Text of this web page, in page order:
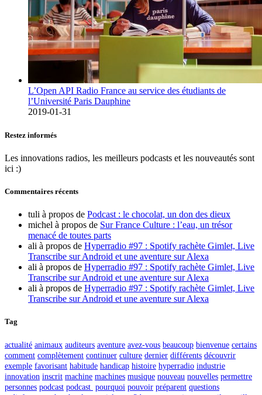
L’Open API Radio France au service des étudiants de
l’Université Paris Dauphine
2019-01-31
Restez informés
Les innovations radios, les meilleurs podcasts et les nouveautés sont
ici :)
Commentaires récents
tuli à propos de Podcast : le chocolat, un don des dieux
michel à propos de Sur France Culture : l’eau, un trésor
menacé de toutes parts
ali à propos de Hyperradio #97 : Spotify rachète Gimlet, Live
Transcribe sur Android et une aventure sur Alexa
ali à propos de Hyperradio #97 : Spotify rachète Gimlet, Live
Transcribe sur Android et une aventure sur Alexa
ali à propos de Hyperradio #97 : Spotify rachète Gimlet, Live
Transcribe sur Android et une aventure sur Alexa
Tag
actualité animaux auditeurs aventure avez-vous beaucoup bienvenue certains
comment complètement continuer culture dernier différents découvrir
exemple favorisant habitude handicap histoire hyperradio industrie
innovation inscrit machine machines musique nouveau nouvelles permettre
personnes podcast podcast pourquoi pouvoir préparent questions